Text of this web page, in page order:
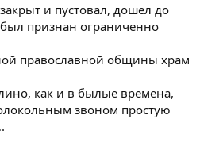
и пустовал, дошел до
признан ограниченно
православной общины храм
как и в былые времена,
звоном простую